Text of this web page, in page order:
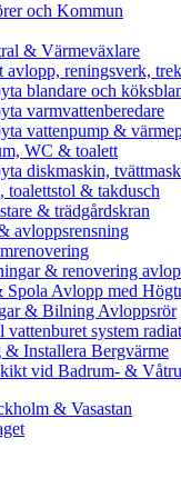
och Kommun
& Värmeväxlare
avlopp, reningsverk,
blandare och
varmvattenberedare
vattenpump &
WC & toalett
diskmaskin,
toalettstol & takdusch
& trädgårdskran
avloppsrensning
& renovering
Spola Avlopp med
& Bilning Avloppsrör
system
Installera Bergvärme
vid Badrum- &
& Vasastan